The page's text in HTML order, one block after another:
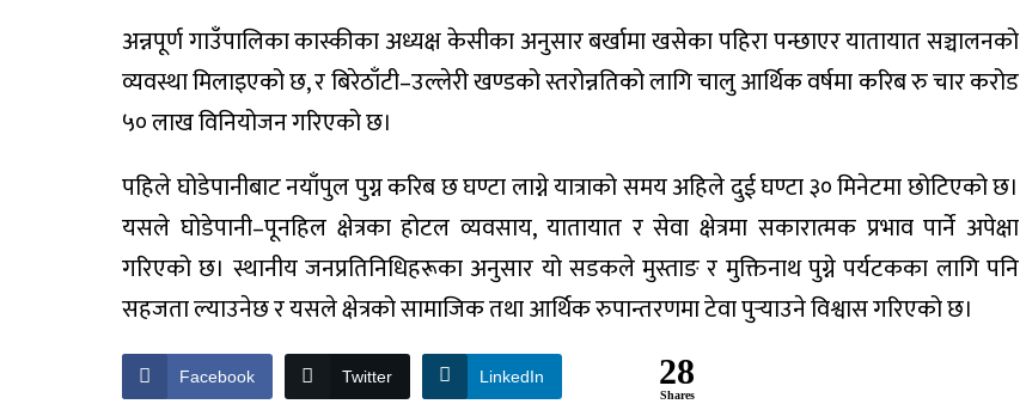
अन्नपूर्ण गाउँपालिका कास्कीका अध्यक्ष केसीका अनुसार बर्खामा खसेका पहिरा पन्छाएर यातायात सञ्चालनको
व्यवस्था मिलाइएको छ, र बिरेठाँटी–उल्लेरी खण्डको स्तरोन्नतिको लागि चालु आर्थिक वर्षमा करिब रु चार करोड
५० लाख विनियोजन गरिएको छ।
पहिले घोडेपानीबाट नयाँपुल पुग्न करिब छ घण्टा लाग्ने यात्राको समय अहिले दुई घण्टा ३० मिनेटमा छोटिएको छ।
यसले घोडेपानी–पूनहिल क्षेत्रका होटल व्यवसाय, यातायात र सेवा क्षेत्रमा सकारात्मक प्रभाव पार्ने अपेक्षा
गरिएको छ। स्थानीय जनप्रतिनिधिहरूका अनुसार यो सडकले मुस्ताङ र मुक्तिनाथ पुग्ने पर्यटकका लागि पनि
सहजता ल्याउनेछ र यसले क्षेत्रको सामाजिक तथा आर्थिक रुपान्तरणमा टेवा पुर्‍याउने विश्वास गरिएको छ।
Facebook Twitter LinkedIn 28
Shares